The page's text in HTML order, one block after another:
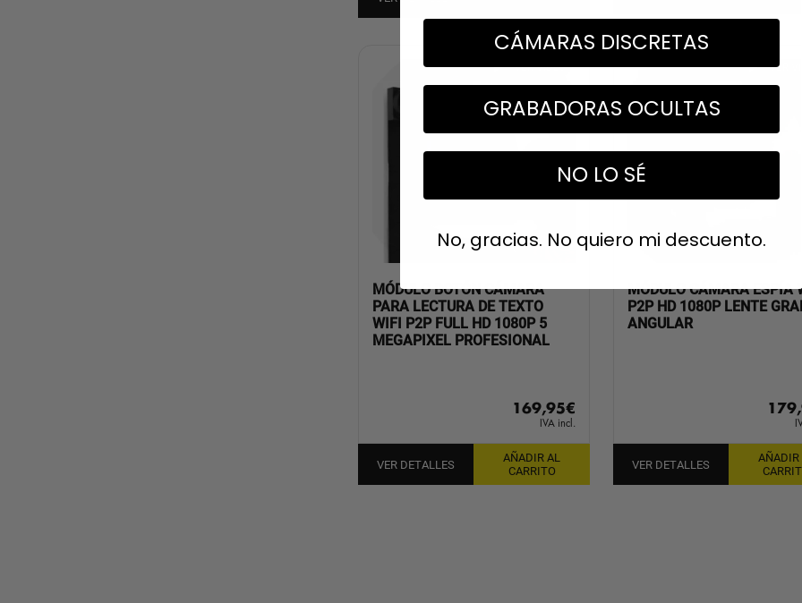
MÓDULO BOTÓN CÁMARA
PARA LECTURA DE TEXTO
WIFI P2P FULL HD 1080P 5
MEGAPIXEL PROFESIONAL
169,95€
IVA incl.
VER DETALLES
AÑADIR AL
CARRITO
MÓDULO CÁMARA ESPÍA
P2P HD 1080P LENTE
ANGULAR
VER DETALLES
AÑADIR
CÁMARAS DISCRETAS
GRABADORAS OCULTAS
NO LO SÉ
No, gracias. No quiero mi descuento.